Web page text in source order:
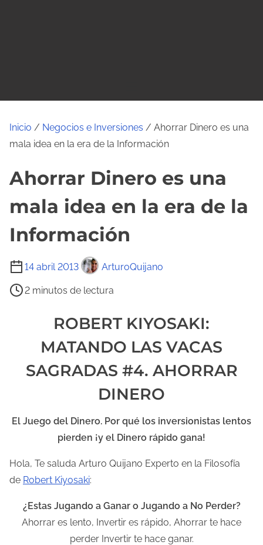
Inicio / Negocios e Inversiones / Ahorrar Dinero es una
mala idea en la era de la Información
Ahorrar Dinero es una
mala idea en la era de la
Información
14 abril 2013 ArturoQuijano
T
e
u
r
2 minutos de lectura
ROBERT KIYOSAKI:
MATANDO LAS VACAS
SAGRADAS #4. AHORRAR
DINERO
El Juego del Dinero. Por qué los inversionistas lentos
pierden ¡y el Dinero rápido gana!
Hola, Te saluda Arturo Quijano Experto en la Filosofía
de Robert Kiyosaki:
¿Estas Jugando a Ganar o Jugando a No Perder?
Ahorrar es lento, Invertir es rápido, Ahorrar te hace
perder Invertir te hace ganar.